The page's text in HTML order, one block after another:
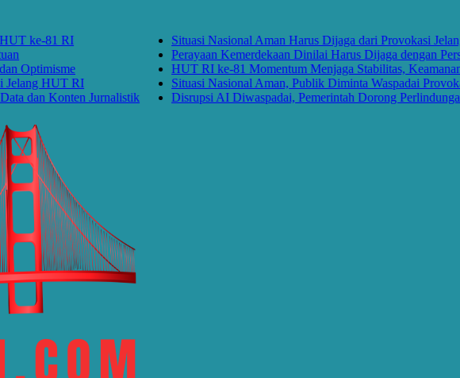
81 RI
HUT RI
Konten Jurnalistik
Situasi Nasional Aman Harus Dijaga dari Provokasi Jelang
Perayaan Kemerdekaan Dinilai Harus Dijaga dengan Persatuan
HUT RI ke-81 Momentum Menjaga Stabilitas, Keamanan, dan
Situasi Nasional Aman, Publik Diminta Waspadai Provokasi
Disrupsi AI Diwaspadai, Pemerintah Dorong Perlindungan